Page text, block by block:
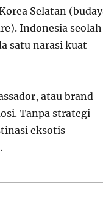
Selatan
Indonesia seolah
satu narasi kuat
atau brand
Tanpa strategi
eksotis